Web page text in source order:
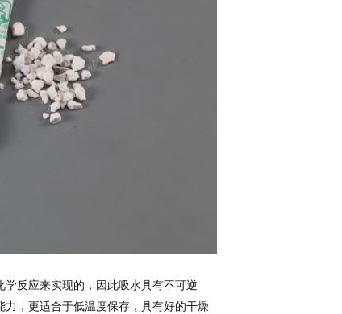
反应来实现的，因此吸水具有不可逆
，更适合于低温度保存，具有好的干燥